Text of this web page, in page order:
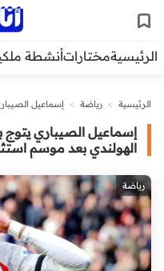
الرئيسيةمختاراتأنشطة
الرئيسية > رياضة >
إسماعيل
إسماعيل الصيباري يتوج
الهولندي بعد موسم
رياضة